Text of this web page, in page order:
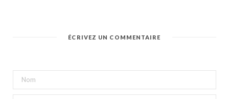
ÉCRIVEZ UN COMMENTAIRE